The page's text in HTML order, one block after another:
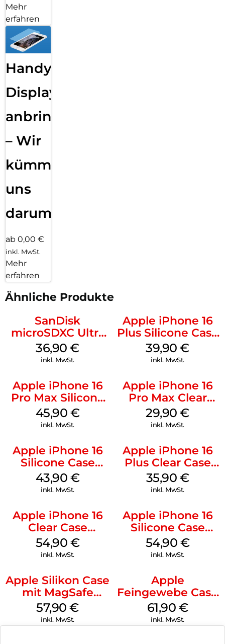
Mehr
erfahren
Handy
Displayfolie
anbringen
– Wir
kümmern
uns
darum!
ab 0,00 €
inkl. MwSt.
Mehr
erfahren
Ähnliche Produkte
SanDisk
microSDXC Ultra
128 GB + Adapter
Mobile
36,90€
inkl. MwSt.
Apple iPhone 16
Plus Silicone Case
MagSafe Plum
39,90€
inkl. MwSt.
Apple iPhone 16
Pro Max Silicone
Case MagSafe
Ultramarine
45,90 €
inkl. MwSt.
Apple iPhone 16
Pro Max Clear
Case MagSafe
Transparent
29,90€
inkl. MwSt.
Apple iPhone 16
Silicone Case
MagSafe Plum
43,90 €
inkl. MwSt.
Apple iPhone 16
Plus Clear Case
MagSafe
Transparent
35,90 €
inkl. MwSt.
Apple iPhone 16
Clear Case
MagSafe
Transparent
54,90 €
inkl. MwSt.
Apple iPhone 16
Silicone Case
MagSafe Lake
Green
54,90 €
inkl. MwSt.
Apple Silikon Case
mit MagSafe
iPhone 14 Pro
(PRODUCT)RED
57,90€
inkl. MwSt.
Apple
Feingewebe Case
iPhone 15 Pro
MagSafe Schwarz
61,90 €
inkl. MwSt.